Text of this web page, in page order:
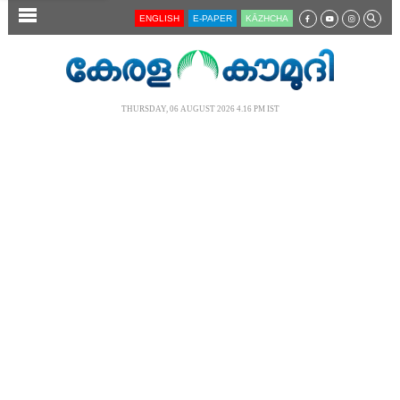
SECTIONS ENGLISH E-PAPER KĀZHCHA
THURSDAY, 06 AUGUST 2026 4.16 PM IST